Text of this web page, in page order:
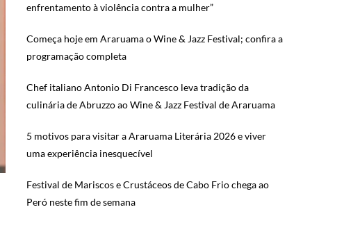
enfrentamento à violência contra a mulher”
Começa hoje em Araruama o Wine & Jazz Festival; confira a
programação completa
Chef italiano Antonio Di Francesco leva tradição da
culinária de Abruzzo ao Wine & Jazz Festival de Araruama
5 motivos para visitar a Araruama Literária 2026 e viver
uma experiência inesquecível
Festival de Mariscos e Crustáceos de Cabo Frio chega ao
Peró neste fim de semana